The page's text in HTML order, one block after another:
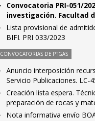
Convocatoria PRI-051/
investigación. Facultad
Lista provisional de
BIFI. PRI 033/2023
CONVOCATORIAS DE PTGAS
Anuncio interposición
Servicio Publicaciones. LC-
Creación lista espera.
preparación de rocas y
Nota informativa envío